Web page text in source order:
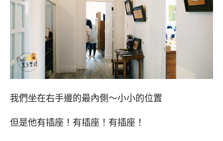
我們坐在右手邊的最內側～小小的位置
但是他有插座！有插座！有插座！